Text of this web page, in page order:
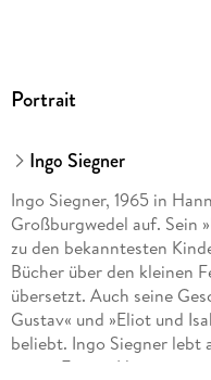
Portrait
Ingo Siegner
Ingo Siegner, 1965 in
Großburgwedel auf. Sein
zu den bekanntesten
Bücher über den kleinen
übersetzt. Auch seine
Gustav« und »Eliot und
beliebt. Ingo Siegner
seiner Frau in Hannover.